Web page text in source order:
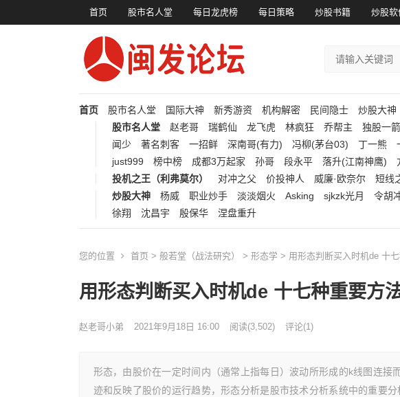
首页 股市名人堂 每日龙虎榜 每日策略 炒股书籍 炒股软
首页 股市名人堂 国际大神 新秀游资 机构解密 民间隐士 炒股大神
股市名人堂
赵老哥 瑞鹤仙 龙飞虎 林疯狂 乔帮主 独股一箭
闻少
著名刺客 一招鲜 深南哥(有力) 冯柳(茅台03) 丁一熊
just999
榜中榜 成都3万起家 孙哥 段永平 落升(江南神鹰)
投机之王（利弗莫尔）
对冲之父 价投神人 威廉·欧奈尔 短线
炒股大神
杨威 职业炒手 淡淡烟火 Asking sjkzk光月 令胡
徐翔
沈昌宇 殷保华 涅盘重升
您的位置 首页 > 般若堂（战法研究） > 形态学 > 用形态判断买入时机de 十
用形态判断买入时机de 十七种重要方
赵老哥小弟 2021年9月18日 16:00 阅读(3,502) 评论(1)
形态，由股价在一定时间内（通常上指每日）波动所形成的k线图连接
迹和反映了股价的运行趋势，形态分析是股市技术分析系统中的重要分